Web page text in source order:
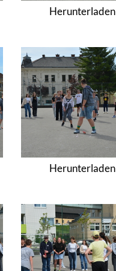
Herunterladen
Herunterladen